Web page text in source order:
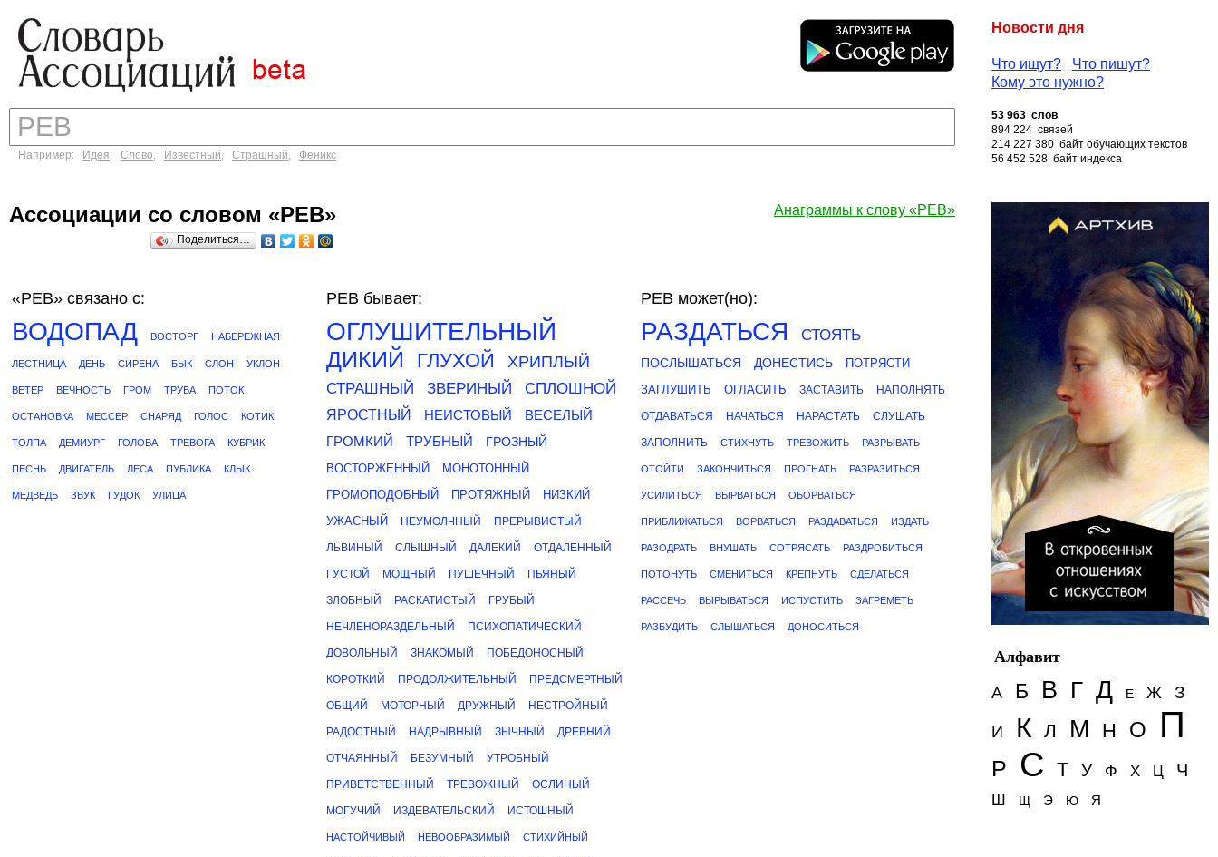
Новости дня
Что ищут?
Что пишут?
Кому это нужно?
Например: Идея, Слово, Известный, Страшный, Феникс
53 963 слов
894 224 связей
214 227 380 байт обучающих текстов
56 452 528 байт индекса
Анаграммы к слову «РЕВ»
Ассоциации со словом «РЕВ»
Поделиться…
«РЕВ» связано с:
ВОДОПАД ВОСТОРГ НАБЕРЕЖНАЯ
ЛЕСТНИЦА ДЕНЬ СИРЕНА БЫК СЛОН УКЛОН
ВЕТЕР ВЕЧНОСТЬ ГРОМ ТРУБА ПОТОК
ОСТАНОВКА МЕССЕР СНАРЯД ГОЛОС КОТИК
ТОЛПА ДЕМИУРГ ГОЛОВА ТРЕВОГА КУБРИК
ПЕСНЬ ДВИГАТЕЛЬ ЛЕСА ПУБЛИКА КЛЫК
МЕДВЕДЬ ЗВУК ГУДОК УЛИЦА
РЕВ бывает:
ОГЛУШИТЕЛЬНЫЙ
ДИКИЙ ГЛУХОЙ ХРИПЛЫЙ
СТРАШНЫЙ ЗВЕРИНЫЙ СПЛОШНОЙ
ЯРОСТНЫЙ НЕИСТОВЫЙ
ВЕСЕЛЫЙ
ГРОМКИЙ
ТРУБНЫЙ ГРОЗНЫЙ
ВОСТОРЖЕННЫЙ
МОНОТОННЫЙ
ГРОМОПОДОБНЫЙ
ПРОТЯЖНЫЙ
НИЗКИЙ
УЖАСНЫЙ
НЕУМОЛЧНЫЙ ПРЕРЫВИСТЫЙ
ЛЬВИНЫЙ СЛЫШНЫЙ ДАЛЕКИЙ ОТДАЛЕННЫЙ
ГУСТОЙ МОЩНЫЙ ПУШЕЧНЫЙ ПЬЯНЫЙ
ЗЛОБНЫЙ РАСКАТИСТЫЙ ГРУБЫЙ
НЕЧЛЕНОРАЗДЕЛЬНЫЙ ПСИХОПАТИЧЕСКИЙ
ДОВОЛЬНЫЙ ЗНАКОМЫЙ ПОБЕДОНОСНЫЙ
КОРОТКИЙ ПРОДОЛЖИТЕЛЬНЫЙ ПРЕДСМЕРТНЫЙ
ОБЩИЙ МОТОРНЫЙ ДРУЖНЫЙ НЕСТРОЙНЫЙ
РАДОСТНЫЙ НАДРЫВНЫЙ ЗЫЧНЫЙ ДРЕВНИЙ
ОТЧАЯННЫЙ БЕЗУМНЫЙ УТРОБНЫЙ
ПРИВЕТСТВЕННЫЙ ТРЕВОЖНЫЙ ОСЛИНЫЙ
МОГУЧИЙ ИЗДЕВАТЕЛЬСКИЙ ИСТОШНЫЙ
НАСТОЙЧИВЫЙ НЕВООБРАЗИМЫЙ СТИХИЙНЫЙ
РЕВ может(но):
РАЗДАТЬСЯ СТОЯТЬ
ПОСЛЫШАТЬСЯ ДОНЕСТИСЬ
ПОТРЯСТИ
ЗАГЛУШИТЬ
ОГЛАСИТЬ ЗАСТАВИТЬ НАПОЛНЯТЬ
ОТДАВАТЬСЯ НАЧАТЬСЯ НАРАСТАТЬ СЛУШАТЬ
ЗАПОЛНИТЬ СТИХНУТЬ ТРЕВОЖИТЬ РАЗРЫВАТЬ
ОТОЙТИ ЗАКОНЧИТЬСЯ ПРОГНАТЬ РАЗРАЗИТЬСЯ
УСИЛИТЬСЯ ВЫРВАТЬСЯ ОБОРВАТЬСЯ
ПРИБЛИЖАТЬСЯ ВОРВАТЬСЯ РАЗДАВАТЬСЯ ИЗДАТЬ
РАЗОДРАТЬ ВНУШАТЬ СОТРЯСАТЬ РАЗДРОБИТЬСЯ
ПОТОНУТЬ СМЕНИТЬСЯ КРЕПНУТЬ СДЕЛАТЬСЯ
РАССЕЧЬ ВЫРЫВАТЬСЯ ИСПУСТИТЬ ЗАГРЕМЕТЬ
РАЗБУДИТЬ СЛЫШАТЬСЯ ДОНОСИТЬСЯ
Алфавит
А
Б В Г Д Е Ж З
И К Л М Н О П
Р С Т У Ф Х Ц Ч
Ш Щ Э Ю Я